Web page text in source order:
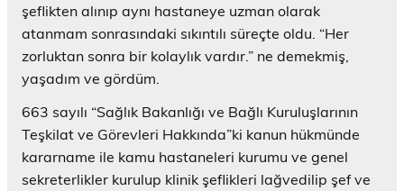
şeflikten alınıp aynı hastaneye uzman olarak
atanmam sonrasındaki sıkıntılı süreçte oldu. “Her
zorluktan sonra bir kolaylık vardır.” ne demekmiş,
yaşadım ve gördüm.
663 sayılı “Sağlık Bakanlığı ve Bağlı Kuruluşlarının
Teşkilat ve Görevleri Hakkında”ki kanun hükmünde
kararname ile kamu hastaneleri kurumu ve genel
sekreterlikler kurulup klinik şeflikleri lağvedilip şef ve